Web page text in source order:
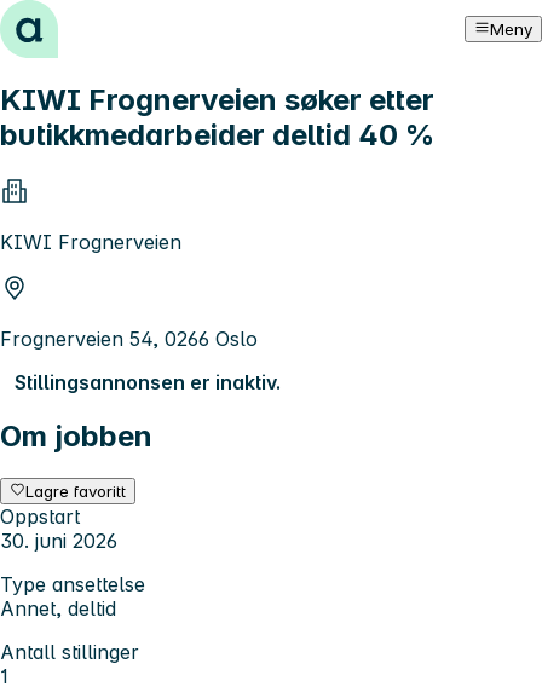
Hopp til innhold Meny
KIWI Frognerveien søker etter
butikkmedarbeider deltid 40 %
KIWI Frognerveien
Frognerveien 54, 0266 Oslo
Stillingsannonsen er inaktiv.
Om jobben
Lagre favoritt
Oppstart
30. juni 2026
Type ansettelse
Annet, deltid
Antall stillinger
1